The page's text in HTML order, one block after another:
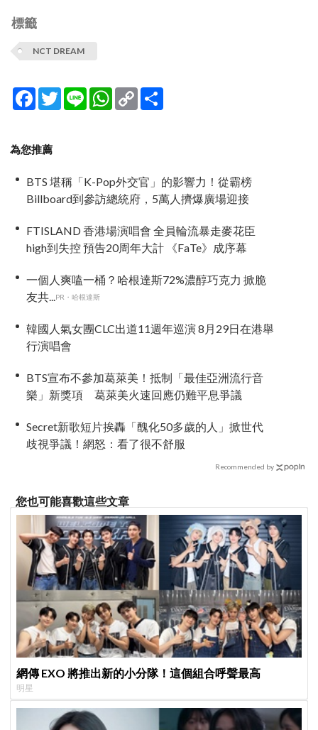
標籤
NCT DREAM
Facebook
TwitterLine WhatsApp
Copy
Link
為您推薦
BTS 堪稱「K-Pop外交官」的影響力！從霸榜
Billboard到參訪總統府，5萬人擠爆廣場迎接
FTISLAND 香港場演唱會 全員輪流暴走麥花臣
high到失控 預告20周年大計 《FaTe》成序幕
一個人爽嗑一桶？哈根達斯72%濃醇巧克力 掀脆
友共...PR・哈根達斯
韓國人氣女團CLC出道11週年巡演 8月29日在港舉
行演唱會
BTS宣布不參加葛萊美！抵制「最佳亞洲流行音
樂」新獎項 葛萊美火速回應仍難平息爭議
Secret新歌短片挨轟「醜化50多歲的人」掀世代
歧視爭議！網怒：看了很不舒服
Recommended by
您也可能喜歡這些文章
網傳 EXO 將推出新的小分隊！這個組合呼聲最高
明星